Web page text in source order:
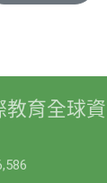
育全球